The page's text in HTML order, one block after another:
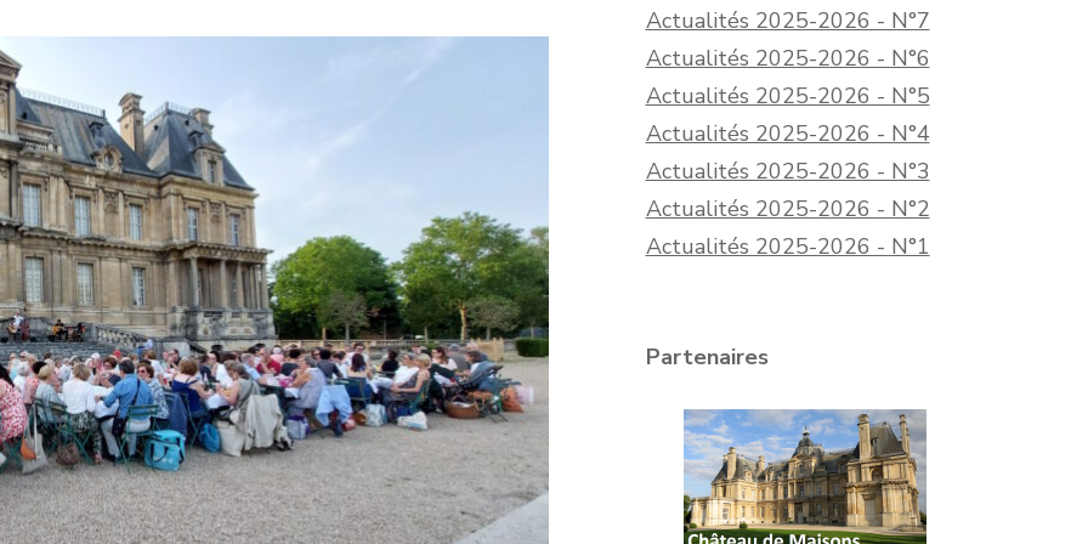
Actualités 2025-2026 - N°7
Actualités 2025-2026 - N°6
Actualités 2025-2026 - N°5
Actualités 2025-2026 - N°4
Actualités 2025-2026 - N°3
Actualités 2025-2026 - N°2
Actualités 2025-2026 - N°1
Partenaires